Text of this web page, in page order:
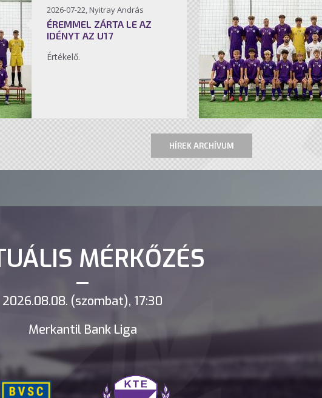
2026-07-22, Nyitray András
ÉREMMEL ZÁRTA LE AZ
IDÉNYT AZ U17
Értékelő.
HÍREK ARCHÍVUM
MÉRKŐZÉS
2026.08.08. (szombat), 17:30
Merkantil Bank Liga